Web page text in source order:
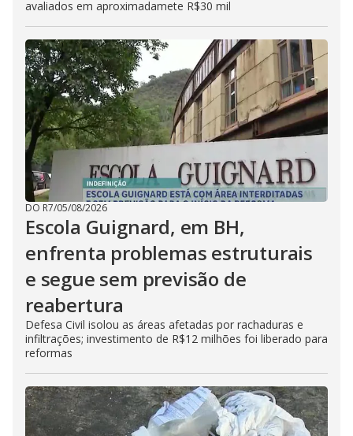
avaliados em aproximadamete R$30 mil
DO R7/05/08/2026
Escola Guignard, em BH,
enfrenta problemas estruturais
e segue sem previsão de
reabertura
Defesa Civil isolou as áreas afetadas por rachaduras e
infiltrações; investimento de R$12 milhões foi liberado para
reformas